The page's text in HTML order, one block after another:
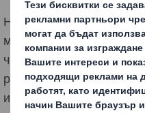
Намалява употребата
милион на година. Ръст
чрез уникален и
решение за
и директно